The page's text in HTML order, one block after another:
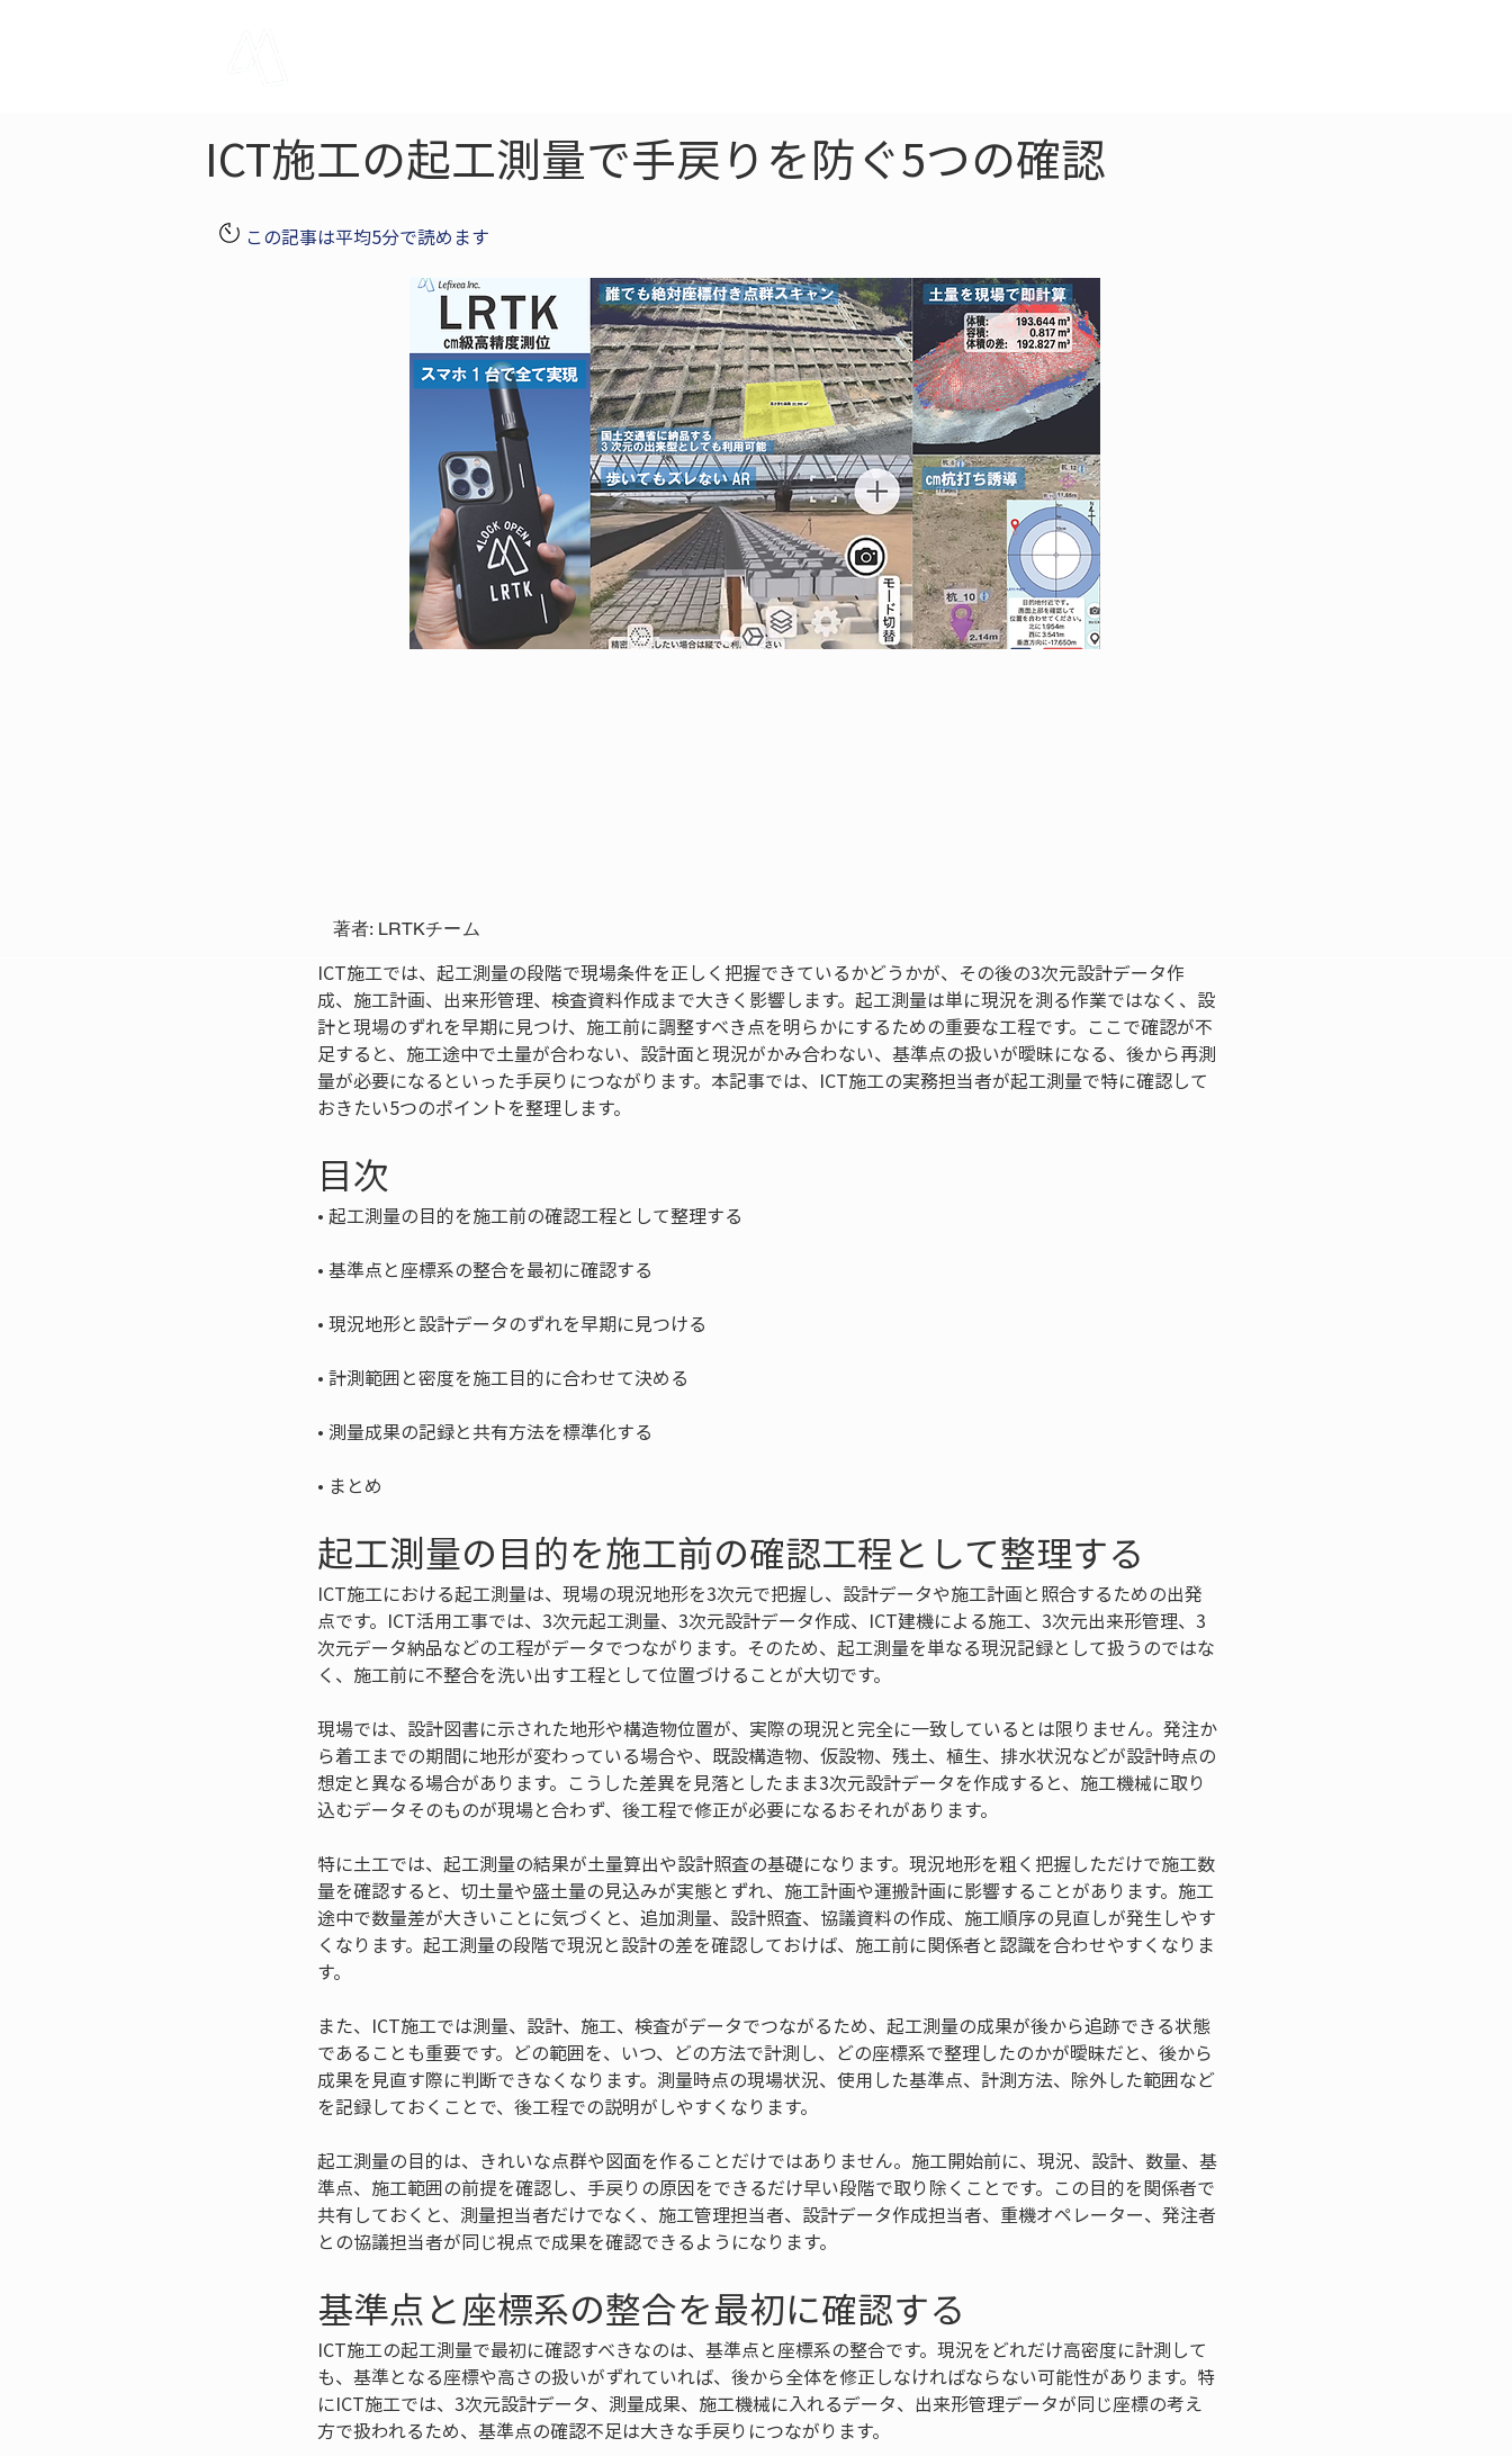
ICT施工の起工測量で手戻りを防ぐ5つの確認
この記事は平均5分で読めます
著者: LRTKチーム
ICT施工では、起工測量の段階で現場条件を正しく把握できているかどうかが、その後の3次元設計データ作
成、施工計画、出来形管理、検査資料作成まで大きく影響します。起工測量は単に現況を測る作業ではなく、設
計と現場のずれを早期に見つけ、施工前に調整すべき点を明らかにするための重要な工程です。ここで確認が不
足すると、施工途中で土量が合わない、設計面と現況がかみ合わない、基準点の扱いが曖昧になる、後から再測
量が必要になるといった手戻りにつながります。本記事では、ICT施工の実務担当者が起工測量で特に確認して
おきたい5つのポイントを整理します。
目次
•
•
•
•
•
• まとめ
起工測量の目的を施工前の確認工程として整理する
ICT施工における起工測量は、現場の現況地形を3次元で把握し、設計データや施工計画と照合するための出発
点です。ICT活用工事では、3次元起工測量、3次元設計データ作成、ICT建機による施工、3次元出来形管理、3
次元データ納品などの工程がデータでつながります。そのため、起工測量を単なる現況記録として扱うのではな
く、施工前に不整合を洗い出す工程として位置づけることが大切です。
現場では、設計図書に示された地形や構造物位置が、実際の現況と完全に一致しているとは限りません。発注か
ら着工までの期間に地形が変わっている場合や、既設構造物、仮設物、残土、植生、排水状況などが設計時点の
想定と異なる場合があります。こうした差異を見落としたまま3次元設計データを作成すると、施工機械に取り
込むデータそのものが現場と合わず、後工程で修正が必要になるおそれがあります。
特に土工では、起工測量の結果が土量算出や設計照査の基礎になります。現況地形を粗く把握しただけで施工数
量を確認すると、切土量や盛土量の見込みが実態とずれ、施工計画や運搬計画に影響することがあります。施工
途中で数量差が大きいことに気づくと、追加測量、設計照査、協議資料の作成、施工順序の見直しが発生しやす
くなります。起工測量の段階で現況と設計の差を確認しておけば、施工前に関係者と認識を合わせやすくなりま
す。
また、ICT施工では測量、設計、施工、検査がデータでつながるため、起工測量の成果が後から追跡できる状態
であることも重要です。どの範囲を、いつ、どの方法で計測し、どの座標系で整理したのかが曖昧だと、後から
成果を見直す際に判断できなくなります。測量時点の現場状況、使用した基準点、計測方法、除外した範囲など
を記録しておくことで、後工程での説明がしやすくなります。
起工測量の目的は、きれいな点群や図面を作ることだけではありません。施工開始前に、現況、設計、数量、基
準点、施工範囲の前提を確認し、手戻りの原因をできるだけ早い段階で取り除くことです。この目的を関係者で
共有しておくと、測量担当者だけでなく、施工管理担当者、設計データ作成担当者、重機オペレーター、発注者
との協議担当者が同じ視点で成果を確認できるようになります。
基準点と座標系の整合を最初に確認する
ICT施工の起工測量で最初に確認すべきなのは、基準点と座標系の整合です。現況をどれだけ高密度に計測して
も、基準となる座標や高さの扱いがずれていれば、後から全体を修正しなければならない可能性があります。特
にICT施工では、3次元設計データ、測量成果、施工機械に入れるデータ、出来形管理データが同じ座標の考え
方で扱われるため、基準点の確認不足は大きな手戻りにつながります。